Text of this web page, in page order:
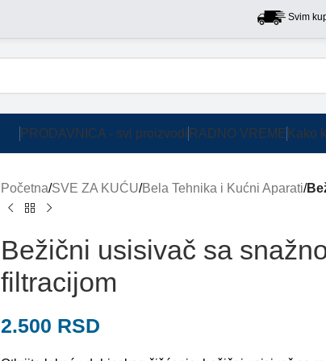
Svim kupcima
PRODAVNICA - svi proizvodi RADNO VREME Kako
Početna/SVE ZA KUĆU/Bela Tehnika i Kućni Aparati/
Bežični usisivač sa
filtracijom
2.500 RSD